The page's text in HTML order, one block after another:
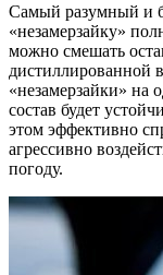
Самый разумный и
«незамерзайку»
можно смешать
дистиллированной
«незамерзайки» на
состав будет
этом эффективно
агрессивно
погоду.